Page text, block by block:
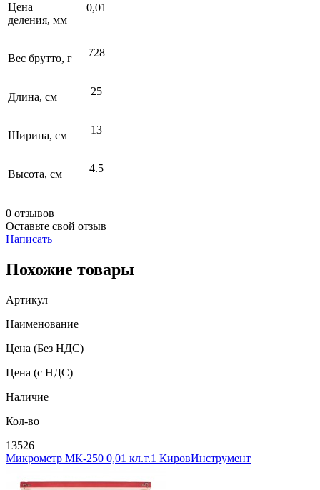
Цена
деления, мм
0,01
Вес брутто, г 728
Длина, см 25
Ширина, см 13
Высота, см 4.5
0 отзывов
Оставьте свой отзыв
Написать
Похожие товары
Артикул
Наименование
Цена (Без НДС)
Цена (с НДС)
Наличие
Кол-во
13526
Микрометр МК-250 0,01 кл.т.1 КировИнструмент